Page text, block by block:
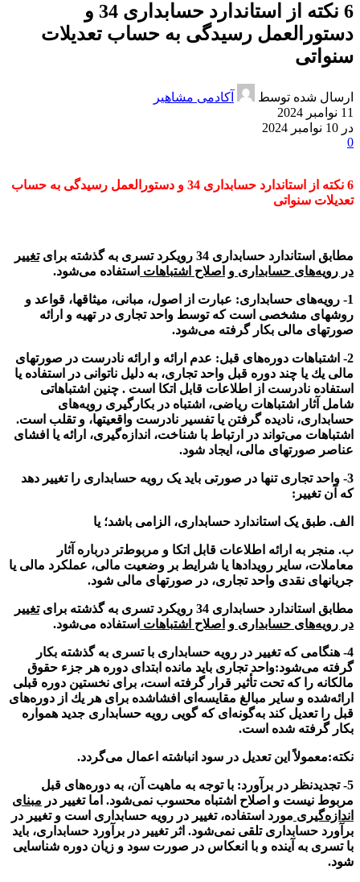
6 نکته از استاندارد حسابداری 34 و
دستورالعمل رسیدگی به حساب تعدیلات
سنواتی
ارسال شده توسط
آکادمی مشاهیر
11 نوامبر 2024
در 10 نوامبر 2024
0
6 نکته از استاندارد حسابداری 34 و دستورالعمل رسیدگی به حساب
تعدیلات سنواتی
مطابق استاندارد حسابداری 34 رویکرد تسری به گذشته برای
تغییر
در رویه‌های حسابداری و اصلاح اشتباهات استفاده می‌شود.
1- رویه‌های حسابداری:
عبارت از اصول، مبانی، میثاقها، قواعد و
روشهای مشخصی است که توسط واحد تجاری در تهیه و ارائه
صورتهای مالی بکار گرفته می‌شود.
2- اشتباهات دوره‌های‌ قبل:
عدم ارائه و ارائه نادرست در صورتهای
مالی یك یا چند دوره قبل واحد تجاری، به دلیل ناتوانی در استفاده یا
استفاده نادرست از اطلاعات قابل اتکا است . چنین اشتباهاتی
شامل آثار اشتباهات ریاضی، اشتباه در بكارگیری رویه‌های
حسابداری، نادیده گرفتن یا تفسیر نادرست واقعیتها، و تقلب است.
اشتباهات می‌تواند در ارتباط با شناخت، اندازه‌گیری، ارائه یا افشای
عناصر صورتهای مالی، ایجاد شود.
3- واحد تجاری تنها در صورتی باید یک رویه حسابداری را تغییر دهد
كه آن تغییر:
الف. طبق یک استاندارد حسابداری، الزامی باشد؛ یا
ب. منجر به ارائه اطلاعات قابل اتکا و مربوط‌تر درباره آثار
معاملات، سایر رویداد‌ها یا شرایط بر وضعیت مالی، عملكرد مالی یا
جریانهای نقدی واحد تجاری، در صورتهای مالی شود.
مطابق استاندارد حسابداری 34 رویکرد تسری به گذشته برای
تغییر
در رویه‌های حسابداری و اصلاح اشتباهات استفاده می‌شود.
4- هنگامی که تغییر در رویه حسابداری با تسری به گذشته بکار
گرفته می‌شود:واحد تجاری باید مانده ابتدای دوره هر جزء حقوق
مالکانه را كه تحت تأثیر قرار گرفته است، برای نخستین دوره قبلی
ارائه‌شده و سایر مبالغ مقایسه‌ای افشاشده برای هر یك از دوره‌های
قبل را تعدیل کند به‌گونه‌ای که گویی رویه حسابداری جدید همواره
بكار گرفته شده است.
نکته:معمولاً این تعدیل در سود انباشته اعمال می‌گردد.
5- تجدیدنظر در برآورد:
با توجه به ماهیت آن، به دوره‌های قبل
مربوط نیست و اصلاح اشتباه محسوب نمی‌شود. اما تغییر در مبنای
اندازه‌گیری مورد استفاده، تغییر در رویه حسابداری است و تغییر در
برآورد حسابداری تلقی نمی‌‌شود. اثر تغییر در برآورد حسابداری، باید
با تسری به آینده و با انعکاس در صورت سود و زیان دوره شناسایی
شود.